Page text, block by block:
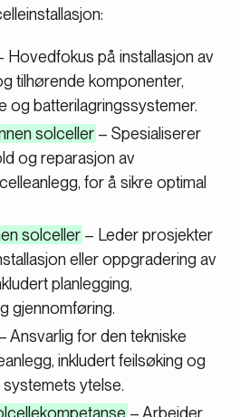
Hovedfokus på installasjon av
tilhørende komponenter,
og batterilagringssystemer.
solceller – Spesialiserer
og reparasjon av
for å sikre optimal
solceller – Leder prosjekter
eller oppgradering av
planlegging,
gjennomføring.
Ansvarlig for den tekniske
inkludert feilsøking og
ytelse.
– Arbeider